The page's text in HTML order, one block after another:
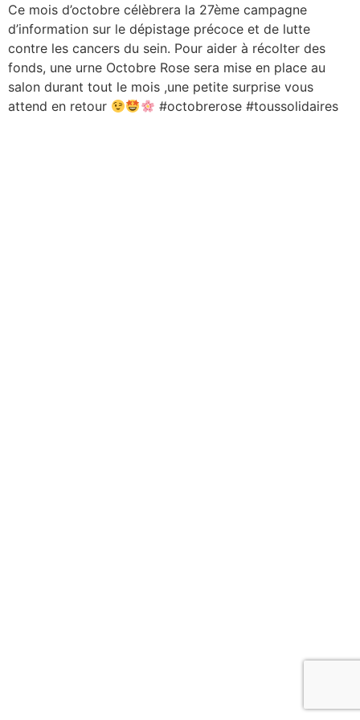
Ce mois d’octobre célèbrera la 27ème campagne
d’information sur le dépistage précoce et de lutte
contre les cancers du sein. Pour aider à récolter des
fonds, une urne Octobre Rose sera mise en place au
salon durant tout le mois ,une petite surprise vous
attend en retour
#octobrerose #toussolidaires